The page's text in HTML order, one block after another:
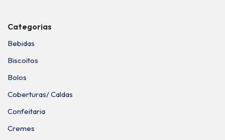
Categorias
Bebidas
Biscoitos
Bolos
Coberturas/ Caldas
Confeitaria
Cremes